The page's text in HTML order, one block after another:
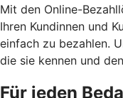
Mit den Online-
Ihren Kundinnen und
einfach zu bezahlen.
die sie kennen und
Für jeden